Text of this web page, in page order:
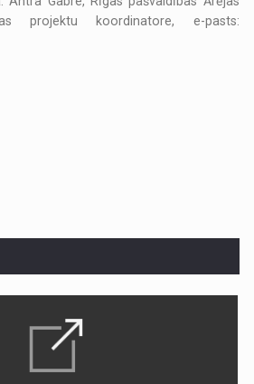
projektu koordinatore, e-pasts: